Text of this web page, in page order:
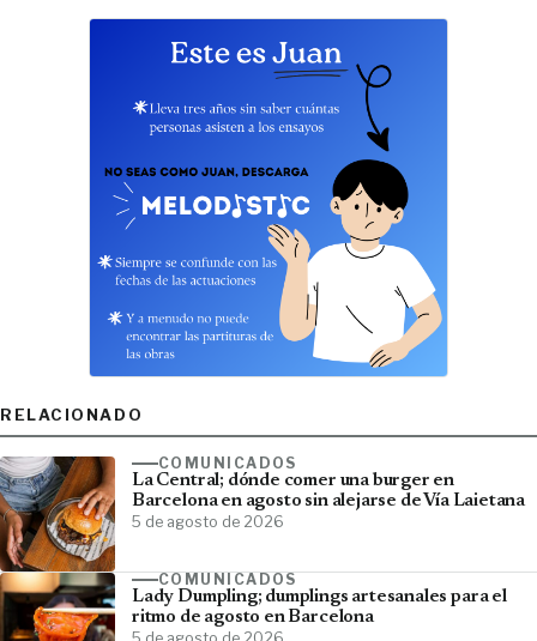
RELACIONADO
COMUNICADOS
La Central; dónde comer una burger en
Barcelona en agosto sin alejarse de Vía Laietana
5 de agosto de 2026
COMUNICADOS
Lady Dumpling; dumplings artesanales para el
ritmo de agosto en Barcelona